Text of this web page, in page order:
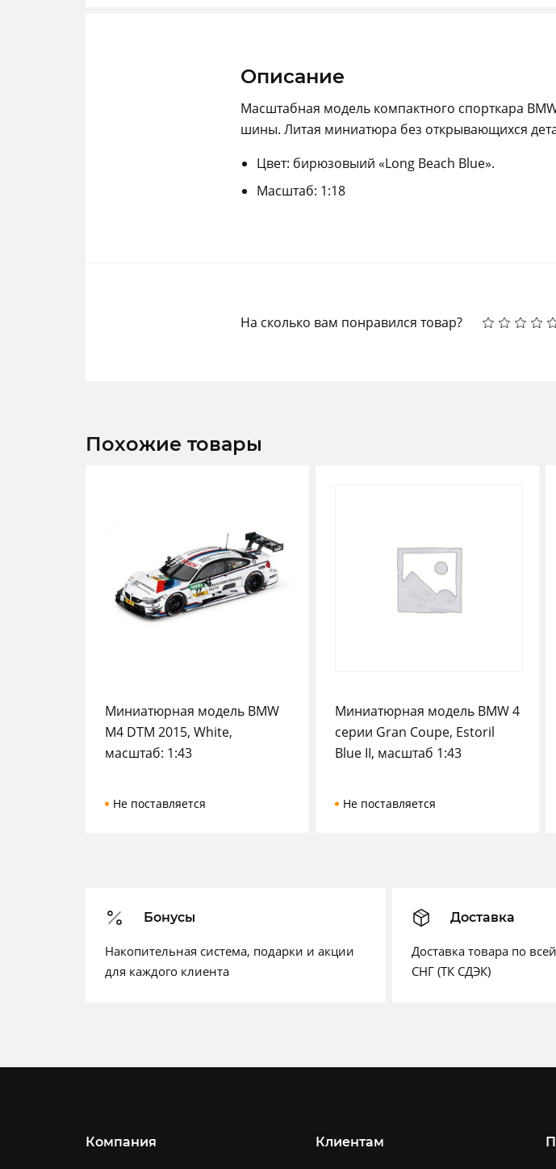
Описание
Масштабная модель компактного спорткара
шины. Литая миниатюра без открывающихся
Цвет: бирюзовыий «Long Beach Blue».
Масштаб: 1:18
На сколько вам понравился товар?
Похожие товары
Миниатюрная модель BMW
M4 DTM 2015, White,
масштаб: 1:43
Не поставляется
Миниатюрная модель BMW 4
серии Gran Coupe, Estoril
Blue II, масштаб 1:43
Не поставляется
Бонусы
Накопительная система, подарки и акции
для каждого клиента
Доставка
Доставка товара по
СНГ (ТК СДЭК)
Компания Клиентам